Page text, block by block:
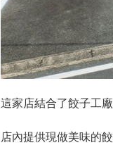
這家店結合了餃子工
店內提供現做美味的